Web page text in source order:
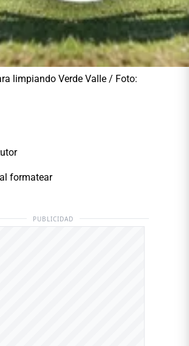
limpiando Verde Valle / Foto:
formatear
PUBLICIDAD